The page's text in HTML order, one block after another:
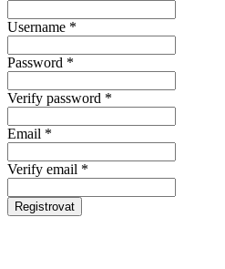
Username *
Password *
Verify password *
Email *
Verify email *
Registrovat